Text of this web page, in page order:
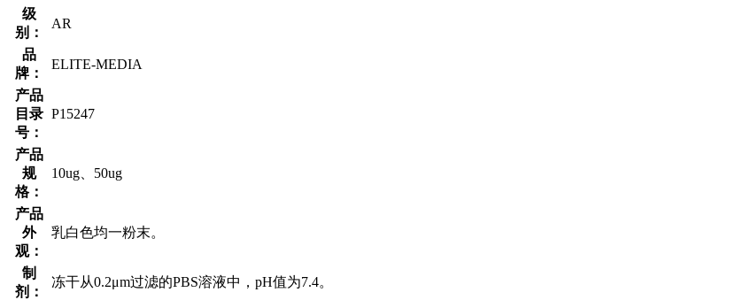
级
别：
AR
品
牌：
ELITE-MEDIA
产品
目录
号：
P15247
产品
规
格：
10ug、50ug
产品
外
观：
乳白色均一粉末。
制
剂：
冻干从0.2μm过滤的PBS溶液中，pH值为7.4。